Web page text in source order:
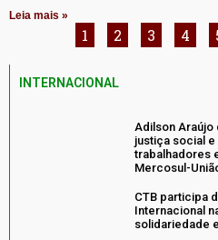
Leia mais »
1 2 3 4
INTERNACIONAL
Adilson
justiça social
trabalhadores
Mercosul-
CTB participa
Internacional
solidariedade